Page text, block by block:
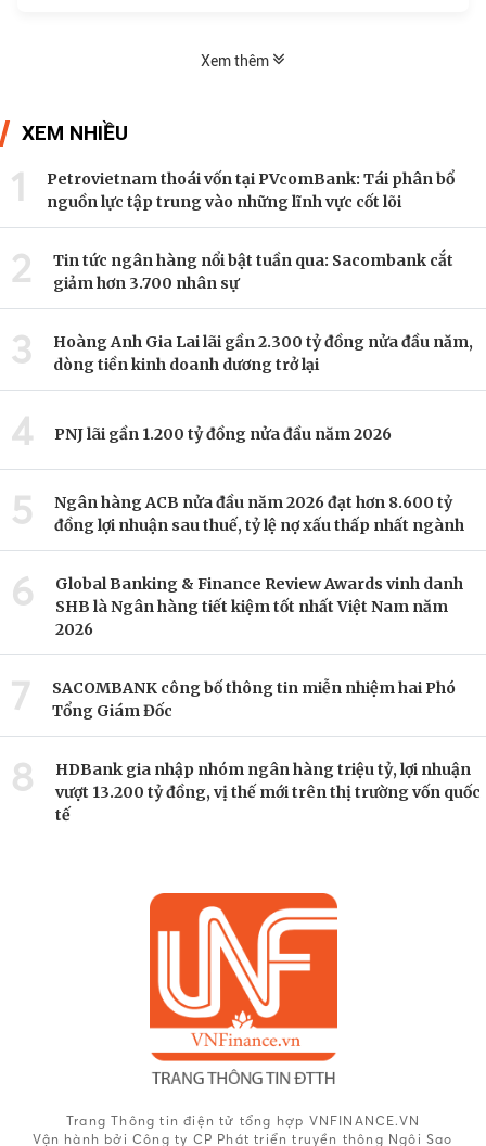
Xem thêm
XEM NHIỀU
1
Petrovietnam thoái vốn tại PVcomBank: Tái phân bổ
nguồn lực tập trung vào những lĩnh vực cốt lõi
2
Tin tức ngân hàng nổi bật tuần qua: Sacombank cắt
giảm hơn 3.700 nhân sự
3
Hoàng Anh Gia Lai lãi gần 2.300 tỷ đồng nửa đầu năm,
dòng tiền kinh doanh dương trở lại
4 PNJ lãi gần 1.200 tỷ đồng nửa đầu năm 2026
5
Ngân hàng ACB nửa đầu năm 2026 đạt hơn 8.600 tỷ
đồng lợi nhuận sau thuế, tỷ lệ nợ xấu thấp nhất ngành
6
Global Banking & Finance Review Awards vinh danh
SHB là Ngân hàng tiết kiệm tốt nhất Việt Nam năm
2026
7
SACOMBANK công bố thông tin miễn nhiệm hai Phó
Tổng Giám Đốc
8
HDBank gia nhập nhóm ngân hàng triệu tỷ, lợi nhuận
vượt 13.200 tỷ đồng, vị thế mới trên thị trường vốn quốc
tế
Trang Thông tin điện tử tổng hợp VNFINANCE.VN
Vận hành bởi Công ty CP Phát triển truyền thông Ngôi Sao